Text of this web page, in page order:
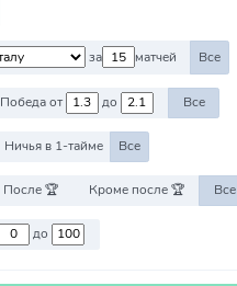
за матчей Все
Победа от до Все
Ничья в 1-тайме Все
После 🏆 Кроме после 🏆 Все
до